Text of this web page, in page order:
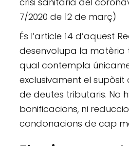
7/2020 de 12 de març)
És l’article 14 d’aquest
desenvolupa la matèria
qual contempla
exclusivament el supòsit
de deutes tributaris. No
bonificacions, ni
condonacions de cap